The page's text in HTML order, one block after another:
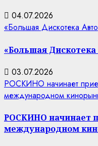
04.07.2026
«Большая Дискотека
«Большая
03.07.2026
РОСКИНО начинает
международном
РОСКИНО начинает
международном